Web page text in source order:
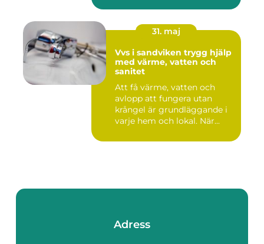
31. maj
Vvs i sandviken trygg hjälp
med värme, vatten och
sanitet
Att få värme, vatten och
avlopp att fungera utan
krångel är grundläggande i
varje hem och lokal. När...
Adress